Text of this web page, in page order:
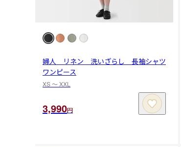
婦人 リネン 洗いざらし 長袖シャツ
ワンピース
XS 〜 XXL
3,990円